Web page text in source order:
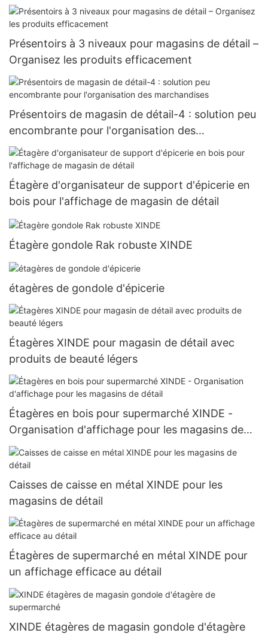
Présentoirs à 3 niveaux pour magasins de détail –
Organisez les produits efficacement
Présentoirs de magasin de détail-4 : solution peu
encombrante pour l'organisation des
marchandises
Étagère d'organisateur de support d'épicerie en
bois pour l'affichage de magasin de détail
Étagère gondole Rak robuste XINDE
étagères de gondole d'épicerie
Étagères XINDE pour magasin de détail avec
produits de beauté légers
Étagères en bois pour supermarché XINDE -
Organisation d'affichage pour les magasins de
détail
Caisses de caisse en métal XINDE pour les
magasins de détail
Étagères de supermarché en métal XINDE pour
un affichage efficace au détail
XINDE étagères de magasin gondole d'étagère